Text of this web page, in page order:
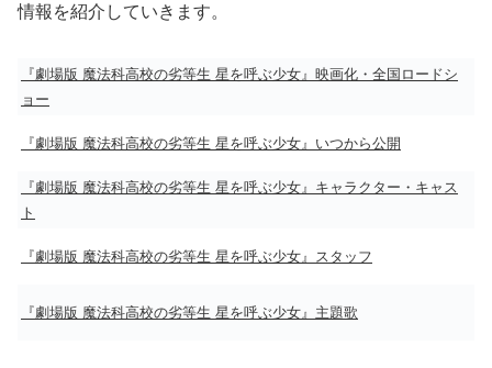
情報を紹介していきます。
『劇場版 魔法科高校の劣等生 星を呼ぶ少女』映画化・全国ロードシ
ョー
『劇場版 魔法科高校の劣等生 星を呼ぶ少女』いつから公開
『劇場版 魔法科高校の劣等生 星を呼ぶ少女』キャラクター・キャス
ト
『劇場版 魔法科高校の劣等生 星を呼ぶ少女』スタッフ
『劇場版 魔法科高校の劣等生 星を呼ぶ少女』主題歌